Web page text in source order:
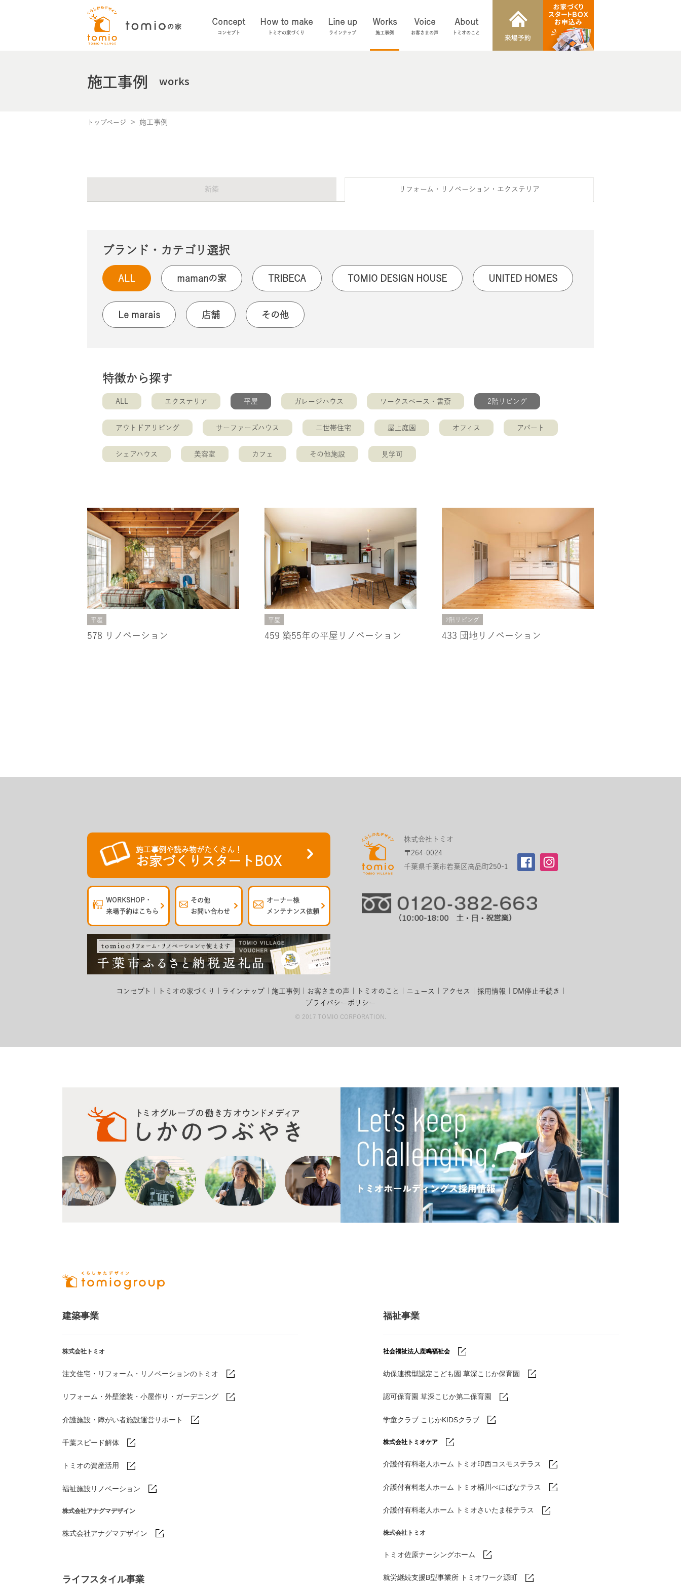
Concept
コンセプト
How to make
トミオの家づくり
Line up
ラインナップ
Works
施工事例
Voice
お客さまの声
About
トミオのこと
施工事例 works
トップページ 施工事例
新築 リフォーム・リノベーション・エクステリア
ブランド・カテゴリ選択
ALL mamanの家 TRIBECA TOMIO DESIGN HOUSE UNITED HOMES
Le marais 店舗 その他
特徴から探す
ALL エクステリア 平屋 ガレージハウス ワークスペース・書斎 2階リビング
アウトドアリビング サーファーズハウス 二世帯住宅 屋上庭園 オフィス アパート
シェアハウス 美容室 カフェ その他施設 見学可
平屋
578 リノベーション
平屋
459 築55年の平屋リノベーション
2階リビング
433 団地リノベーション
施工事例や読み物がたくさん！
お家づくりスタートBOX
WORKSHOP・
来場予約はこちら
その他
お問い合わせ
オーナー様
メンテナンス依頼
株式会社トミオ
〒264-0024
千葉県千葉市若葉区高品町250-1
コンセプト トミオの家づくり ラインナップ 施工事例 お客さまの声 トミオのこと ニュース アクセス 採用情報
DM停止手続き
プライバシーポリシー
© 2017 TOMIO CORPORATION.
建築事業
株式会社トミオ
注文住宅・リフォーム・リノベーションのトミオ
リフォーム・外壁塗装・小屋作り・ ガーデニング
介護施設・障がい者施設運営サポート
千葉スピード解体
トミオの資産活用
福祉施設リノベーション
株式会社アナグマデザイン
株式会社アナグマデザイン
ライフスタイル事業
福祉事業
社会福祉法人鹿鳴福祉会
幼保連携型認定こども園 草深こじか保育園
認可保育園 草深こじか第二保育園
学童クラブ こじかKIDSクラブ
株式会社トミオケア
介護付有料老人ホーム トミオ印西コスモステラス
介護付有料老人ホーム トミオ桶川べにばなテラス
介護付有料老人ホーム トミオさいたま桜テラス
株式会社トミオ
トミオ佐原ナーシングホーム
就労継続支援B型事業所 トミオワーク源町